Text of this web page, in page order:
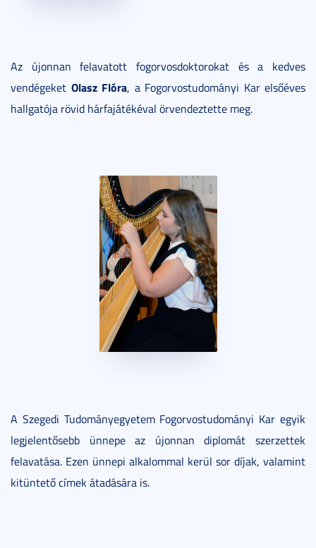
Az újonnan felavatott fogorvosdoktorokat és a kedves
vendégeket Olasz Flóra, a Fogorvostudományi Kar elsőéves
hallgatója rövid hárfajátékéval örvendeztette meg.
A Szegedi Tudományegyetem Fogorvostudományi Kar egyik
legjelentősebb ünnepe az újonnan diplomát szerzettek
felavatása. Ezen ünnepi alkalommal kerül sor díjak, valamint
kitüntető címek átadására is.